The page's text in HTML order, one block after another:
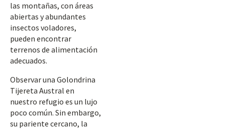
las montañas, con áreas
abiertas y abundantes
insectos voladores,
pueden encontrar
terrenos de alimentación
adecuados.
Observar una Golondrina
Tijereta Austral en
nuestro refugio es un lujo
poco común. Sin embargo,
su pariente cercano, la